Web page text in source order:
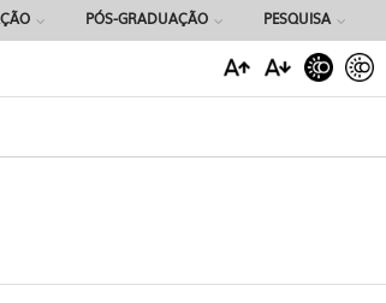
PÓS-GRADUAÇÃO PESQUISA